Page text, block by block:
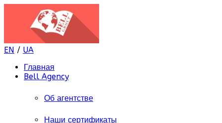
EN / UA
Главная
Bell Agency
Об агентстве
Наши сертификаты